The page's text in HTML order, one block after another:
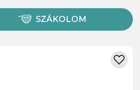
SZÁKOLOM